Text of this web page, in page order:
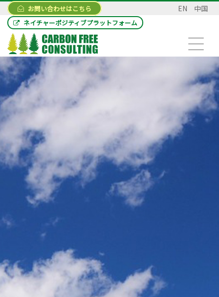
お問い合わせはこちら EN 中国
ネイチャーポジティブプラットフォーム